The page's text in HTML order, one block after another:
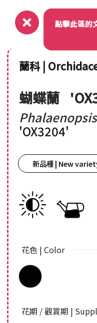
點擊此區的
蘭科 |
蝴蝶蘭
Phalaenopsis
'OX3204'
新品種 | New
花色 | Color
花期 / 觀賞期 |